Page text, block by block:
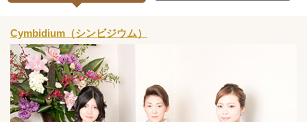
Cymbidium（シンビジウム）